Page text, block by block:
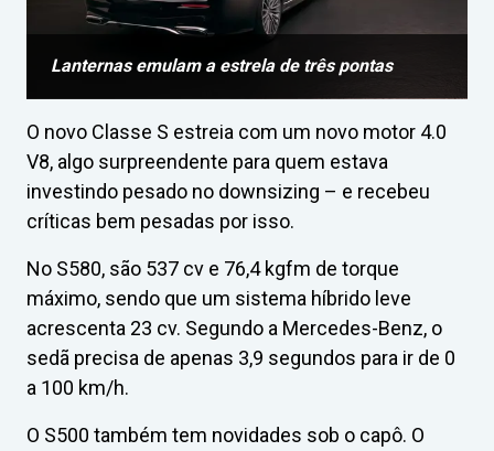
Lanternas emulam a estrela de três pontas
O novo Classe S estreia com um novo motor 4.0
V8, algo surpreendente para quem estava
investindo pesado no downsizing – e recebeu
críticas bem pesadas por isso.
No S580, são 537 cv e 76,4 kgfm de torque
máximo, sendo que um sistema híbrido leve
acrescenta 23 cv. Segundo a Mercedes-Benz, o
sedã precisa de apenas 3,9 segundos para ir de 0
a 100 km/h.
O S500 também tem novidades sob o capô. O